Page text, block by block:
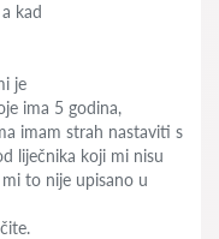
kad
je
ima 5 godina,
imam strah nastaviti s
liječnika koji mi nisu
to nije upisano u